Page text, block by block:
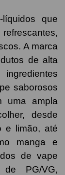
que
A marca
de alta
saborosos
uma ampla
desde
e limão, até
manga e
de vape
PG/VG,